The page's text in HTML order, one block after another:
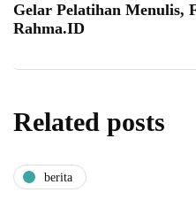
Gelar Pelatihan Menulis,
Rahma.ID
Related posts
berita